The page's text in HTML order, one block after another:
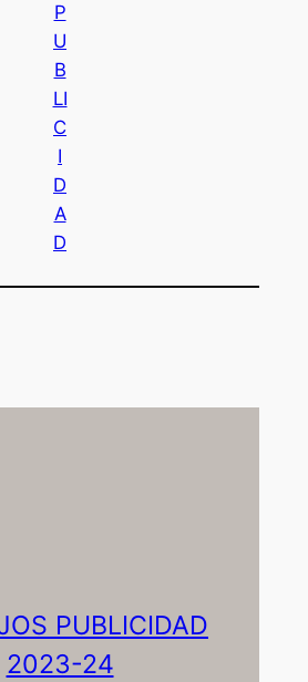
P
U
B
LI
C
I
D
A
D
PUBLICIDAD
2023-24